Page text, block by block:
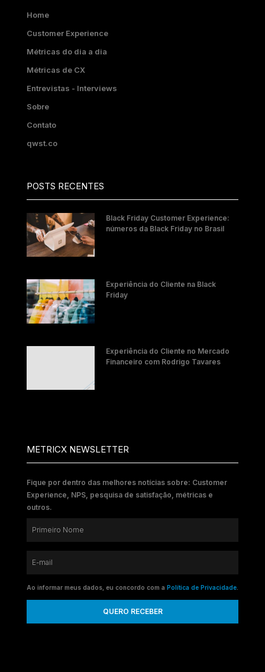
Home
Customer Experience
Métricas do dia a dia
Métricas de CX
Entrevistas - Interviews
Sobre
Contato
qwst.co
POSTS RECENTES
Black Friday Customer Experience:
números da Black Friday no Brasil
Experiência do Cliente na Black
Friday
Experiência do Cliente no Mercado
Financeiro com Rodrigo Tavares
METRICX NEWSLETTER
Fique por dentro das melhores notícias sobre: Customer
Experience, NPS, pesquisa de satisfação, métricas e
outros.
Ao informar meus dados, eu concordo com a Política de Privacidade
QUERO RECEBER